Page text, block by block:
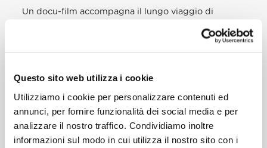
Questo sito web utilizza i cookie
Utilizziamo i cookie per personalizzare contenuti ed
annunci, per fornire funzionalità dei social media e per
analizzare il nostro traffico. Condividiamo inoltre
informazioni sul modo in cui utilizza il nostro sito con i
Un docu-film accompagna il lungo viaggio di
(scienziato), Don Andrea Bigalli (Libera), Tomaso
Montanari (storico dell’arte), e Francesco Malavolta
(fotoreporter, unico italiano al seguito delle
missioni Frontex nel Mediterraneo).